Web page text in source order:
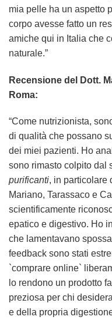
mia pelle ha un aspetto
corpo avesse fatto un
amiche qui in Italia che
naturale.”
Recensione del Dott.
Roma:
“Come nutrizionista,
di qualità che possano
dei miei pazienti. Ho
sono rimasto colpito dal
purificanti, in particolare
Mariano, Tarassaco e
scientificamente
epatico e digestivo. Ho
che lamentavano
feedback sono stati
`comprare online`
lo rendono un prodotto
preziosa per chi
e della propria